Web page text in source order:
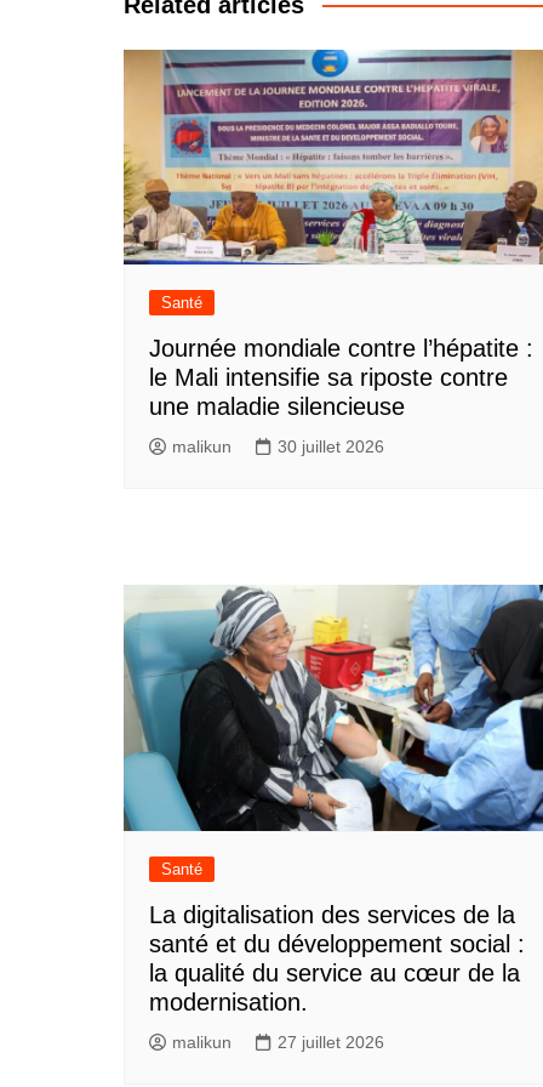
Santé
Journée mondiale contre l’hépatite :
le Mali intensifie sa riposte contre
une maladie silencieuse
malikun 30 juillet 2026
Santé
La digitalisation des services de la
santé et du développement social :
la qualité du service au cœur de la
modernisation.
malikun 27 juillet 2026